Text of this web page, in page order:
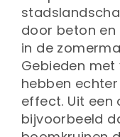
door beton
in de
Gebieden
hebben
effect. Uit een
bijvoorbeeld